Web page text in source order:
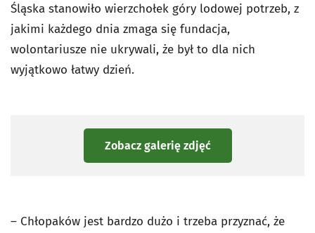
Śląska stanowiło wierzchołek góry lodowej potrzeb, z
jakimi każdego dnia zmaga się fundacja,
wolontariusze nie ukrywali, że był to dla nich
wyjątkowo łatwy dzień.
Zobacz galerię zdjęć
– Chłopaków jest bardzo dużo i trzeba przyznać, że